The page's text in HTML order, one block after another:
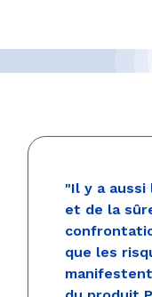
"Il y a
et de la
que les